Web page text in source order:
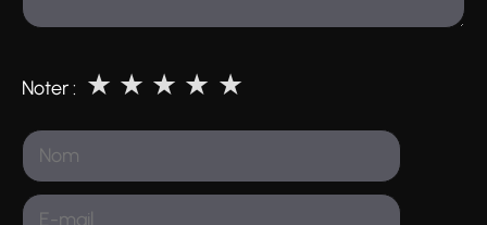
Noter : ★
★
★
★
★
Nom
E-